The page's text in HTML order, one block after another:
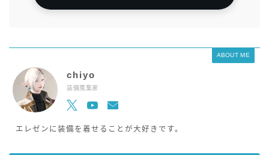
ABOUT ME
chiyo
装備蒐集家
エレゼンに装備を着せることが大好きです。